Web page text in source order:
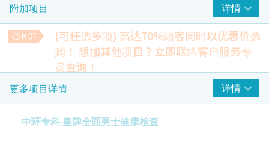
肾脏超声波
肝胆部超声波(肝脏、胆囊、总胆管、肝内胆管、肝
门静脉)
2 重点项目
超声波检查 重点项目
前列腺超声波- 只限男士
附加项目 详情
(可任选多项) 高达70%顾客同时以优惠价选
购！ 想加其他项目？立即联络客户服务专
员查询！
人类乳头病毒测试
HK$ 1,500.0 HK$1,580
更多项目详情 详情
中环专科 皇牌全面男士健康检查